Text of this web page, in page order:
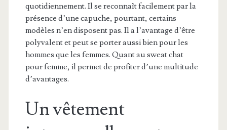
quotidiennement. Il se reconnaît facilement par la
présence d’une capuche, pourtant, certains
modèles n’en disposent pas. Il a l’avantage d’être
polyvalent et peut se porter aussi bien pour les
hommes que les femmes. Quant au sweat chat
pour femme, il permet de profiter d’une multitude
d’avantages.
Un vêtement